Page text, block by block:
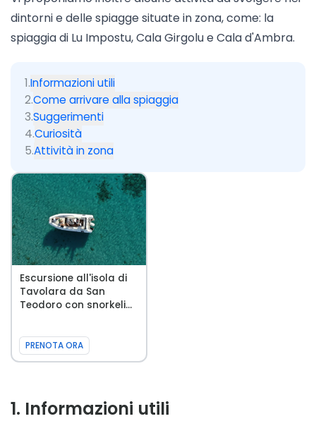
dintorni e delle spiagge situate in zona, come: la
spiaggia di Lu Impostu,Cala Girgolue Cala d'Ambra.
1.Informazioni utili
2.Come arrivare alla spiaggia
3.Suggerimenti
4.Curiosità
5.Attività in zona
Escursione all'isola di
Tavolara da San
Teodoro con snorkeli...
PRENOTA ORA
1. Informazioni utili